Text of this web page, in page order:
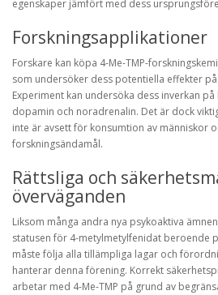
egenskaper jämfört med dess
Forskningsapplikationer
Forskare kan köpa 4-Me-TMP-
som undersöker dess potentiella effekter
Experiment kan undersöka dess inverkan
dopamin och noradrenalin. Det är dock
inte är avsett för konsumtion av människor
forskningsändamål.
Rättsliga och
överväganden
Liksom många andra nya psykoaktiva
statusen för 4-metylmetylfenidat beroende
måste följa alla tillämpliga lagar och
hanterar denna förening. Korrekt
arbetar med 4-Me-TMP på grund av